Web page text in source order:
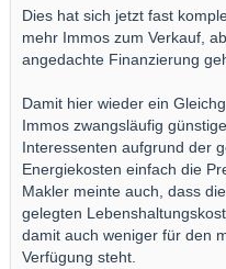
Dies hat sich jetzt fast
mehr Immos zum Verkauf,
angedachte Finanzierung
Damit hier wieder ein
Immos zwangsläufig
Interessenten aufgrund der
Energiekosten einfach die
Makler meinte auch, dass
gelegten
damit auch weniger für den
Verfügung steht.